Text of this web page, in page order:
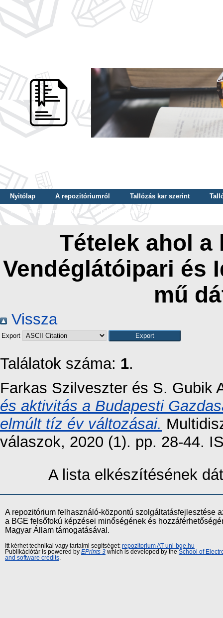
Nyitólap A repozitóriumról Tallózás kar szerint
Tallózás dátum szerint
Tallózás tudományterület szerint
Tételek ahol
Vendéglátóipari és
mű
Vissza
Export
Találatok száma: 1.
Farkas Szilveszter és S. Gubik
és aktivitás a Budapesti
elmúlt tíz év változásai.
válaszok, 2020 (1). pp. 28-44.
A lista elkészítésének
A repozitórium felhasználó-központú szolgáltatásfejlesztése
a BGE felsőfokú képzései minőségének és
Magyar Állam támogatásával.
Itt kérhet technikai vagy tartalmi segítséget: repozitorium AT uni-bge.hu
Publikációtár is powered by EPrints 3 which is developed by the School of
and software credits